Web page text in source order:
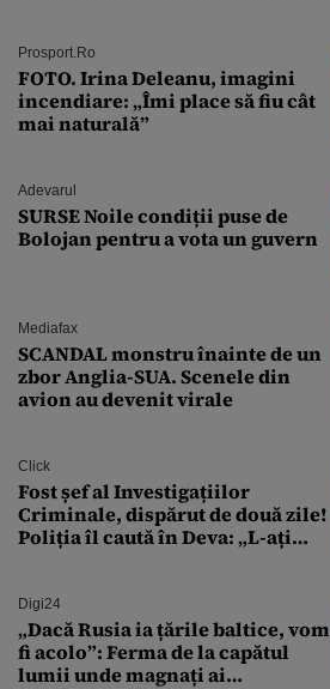
Prosport.ro
FOTO. Irina Deleanu, imagini
incendiare: „Îmi place să fiu cât
mai naturală”
Adevarul
SURSE Noile condiții puse de
Bolojan pentru a vota un guvern
Mediafax
SCANDAL monstru înainte de un
zbor Anglia-SUA. Scenele din
avion au devenit virale
Click
Fost șef al Investigațiilor
Criminale, dispărut de două zile!
Poliția îl caută în Deva: „L-ați
Digi24
„Dacă Rusia ia țările baltice, vom
fi acolo”: Ferma de la capătul
lumii unde magnați ai